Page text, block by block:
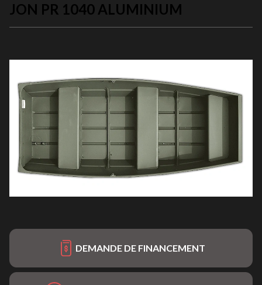
JON PR 1040 ALUMINIUM
DEMANDE DE FINANCEMENT